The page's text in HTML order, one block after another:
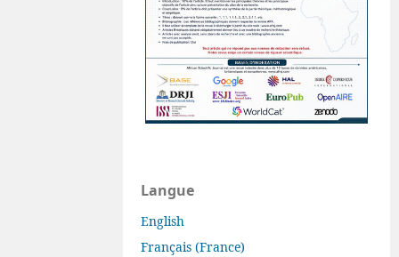
Langue
English
Français (France)